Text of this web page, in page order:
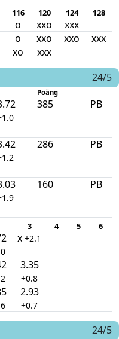
116 120 124 128
o xxo
xxx
o xxo xxo
xxx
xo xxx
24/5
Poäng
385 PB
286 PB
160 PB
3 4 5 6
x +2.1
3.35
+0.8
2.93
+0.7
24/5